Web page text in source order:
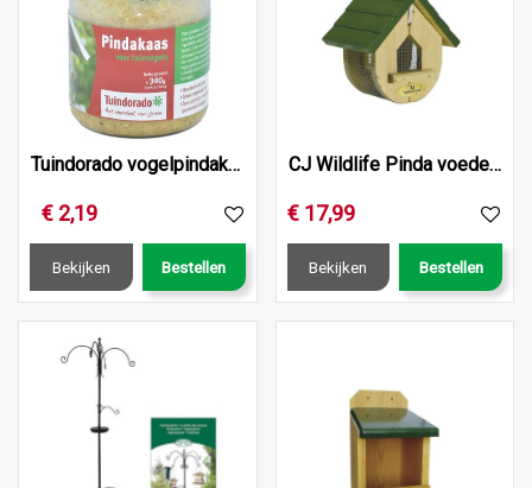
Tuindorado vogelpindakaas met stukjes noot
€ 2,19
Bekijken Bestellen
CJ Wildlife Pinda voederhuis nashville
€ 17,99
Bekijken Bestellen